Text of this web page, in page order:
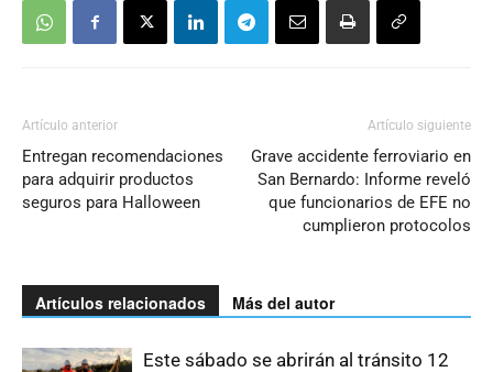
Artículo anterior
Entregan recomendaciones
para adquirir productos
seguros para Halloween
Artículo siguiente
Grave accidente ferroviario en
San Bernardo: Informe reveló
que funcionarios de EFE no
cumplieron protocolos
Artículos relacionados Más del autor
Este sábado se abrirán al tránsito 12